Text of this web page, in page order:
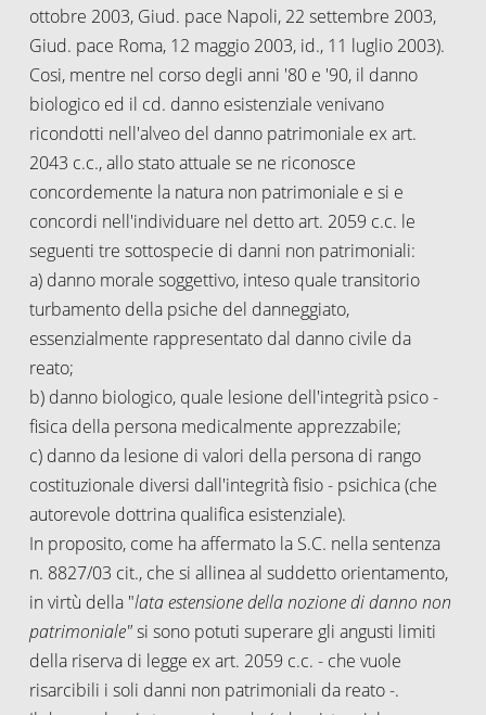
ottobre 2003, Giud. pace Napoli, 22 settembre 2003,
Giud. pace Roma, 12 maggio 2003, id., 11 luglio 2003).
Cosi, mentre nel corso degli anni '80 e '90, il danno
biologico ed il cd. danno esistenziale venivano
ricondotti nell'alveo del danno patrimoniale ex art.
2043 c.c., allo stato attuale se ne riconosce
concordemente la natura non patrimoniale e si e
concordi nell'individuare nel detto art. 2059 c.c. le
seguenti tre sottospecie di danni non patrimoniali:
a) danno morale soggettivo, inteso quale transitorio
turbamento della psiche del danneggiato,
essenzialmente rappresentato dal danno civile da
reato;
b) danno biologico, quale lesione dell'integrità psico -
fisica della persona medicalmente apprezzabile;
c) danno da lesione di valori della persona di rango
costituzionale diversi dall'integrità fisio - psichica (che
autorevole dottrina qualifica esistenziale).
In proposito, come ha affermato la S.C. nella sentenza
n. 8827/03 cit., che si allinea al suddetto orientamento,
in virtù della "lata estensione della nozione di danno non
patrimoniale"si sono potuti superare gli angusti limiti
della riserva di legge ex art. 2059 c.c. - che vuole
risarcibili i soli danni non patrimoniali da reato -.